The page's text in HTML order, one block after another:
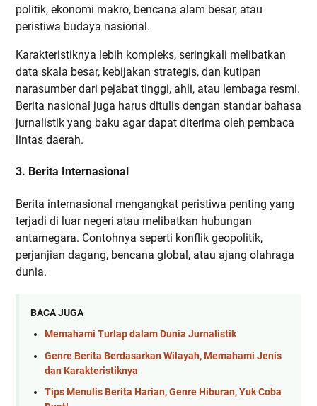
politik, ekonomi makro, bencana alam besar, atau
peristiwa budaya nasional.
Karakteristiknya lebih kompleks, seringkali melibatkan
data skala besar, kebijakan strategis, dan kutipan
narasumber dari pejabat tinggi, ahli, atau lembaga resmi.
Berita nasional juga harus ditulis dengan standar bahasa
jurnalistik yang baku agar dapat diterima oleh pembaca
lintas daerah.
3. Berita Internasional
Berita internasional mengangkat peristiwa penting yang
terjadi di luar negeri atau melibatkan hubungan
antarnegara. Contohnya seperti konflik geopolitik,
perjanjian dagang, bencana global, atau ajang olahraga
dunia.
BACA JUGA
Memahami Turlap dalam Dunia Jurnalistik
Genre Berita Berdasarkan Wilayah, Memahami Jenis
dan Karakteristiknya
Tips Menulis Berita Harian, Genre Hiburan, Yuk Coba